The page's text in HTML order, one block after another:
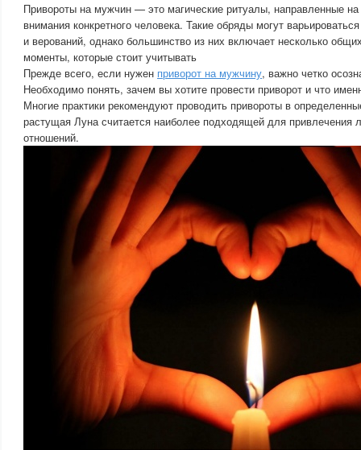
Привороты на мужчин — это магические ритуалы, направленные
внимания конкретного человека. Такие обряды могут
и верований, однако большинство из них включает несколько
моменты, которые стоит учитывать
Прежде всего, если нужен приворот на мужчину, важно четко
Необходимо понять, зачем вы хотите провести приворот и что
Многие практики рекомендуют проводить привороты в
растущая Луна считается наиболее подходящей для привлечения
отношений.